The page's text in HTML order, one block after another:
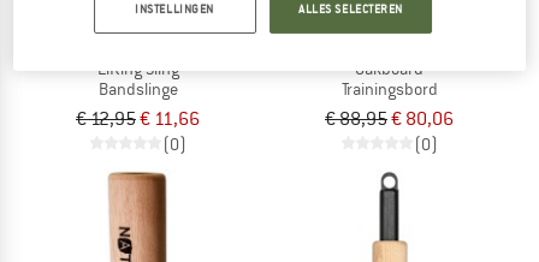
Lifting Sling
Bandslinge
€ 12,95€ 11,66
(0)
Oakboard
Trainingsbord
€ 88,95€ 80,06
(0)
INSTELLINGEN ALLES SELECTEREN